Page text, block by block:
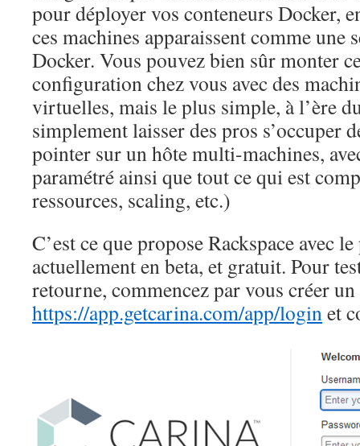
pour déployer vos conteneurs Docker,
ces machines apparaissent comme une
Docker. Vous pouvez bien sûr monter
configuration chez vous avec des
virtuelles, mais le plus simple, à l’ère
simplement laisser des pros s’occuper
pointer sur un hôte multi-machines,
paramétré ainsi que tout ce qui est
ressources, scaling, etc.)
C’est ce que propose Rackspace avec
actuellement en beta, et gratuit. Pour
retourne, commencez par vous créer
https://app.getcarina.com/app/loginet